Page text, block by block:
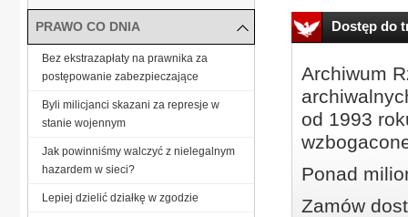
Dostęp do
Archiwum
od 1993
Ponad
Zamów
PRAWO CO DNIA
Bez ekstrazapłaty na prawnika za
postępowanie zabezpieczające
Byli milicjanci skazani za represje w
stanie wojennym
Jak powinniśmy walczyć z nielegalnym
hazardem w sieci?
Lepiej dzielić działkę w zgodzie